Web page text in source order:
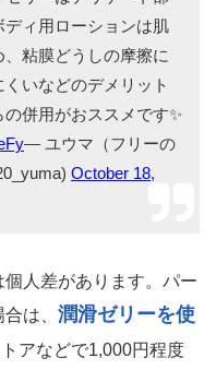
微妙に違います（上
ーズに挿入するために
位置をしっかり確認
ムーズになります。
粘膜どうしの摩擦に
くいなどのデメリット
併用がおススメです✨